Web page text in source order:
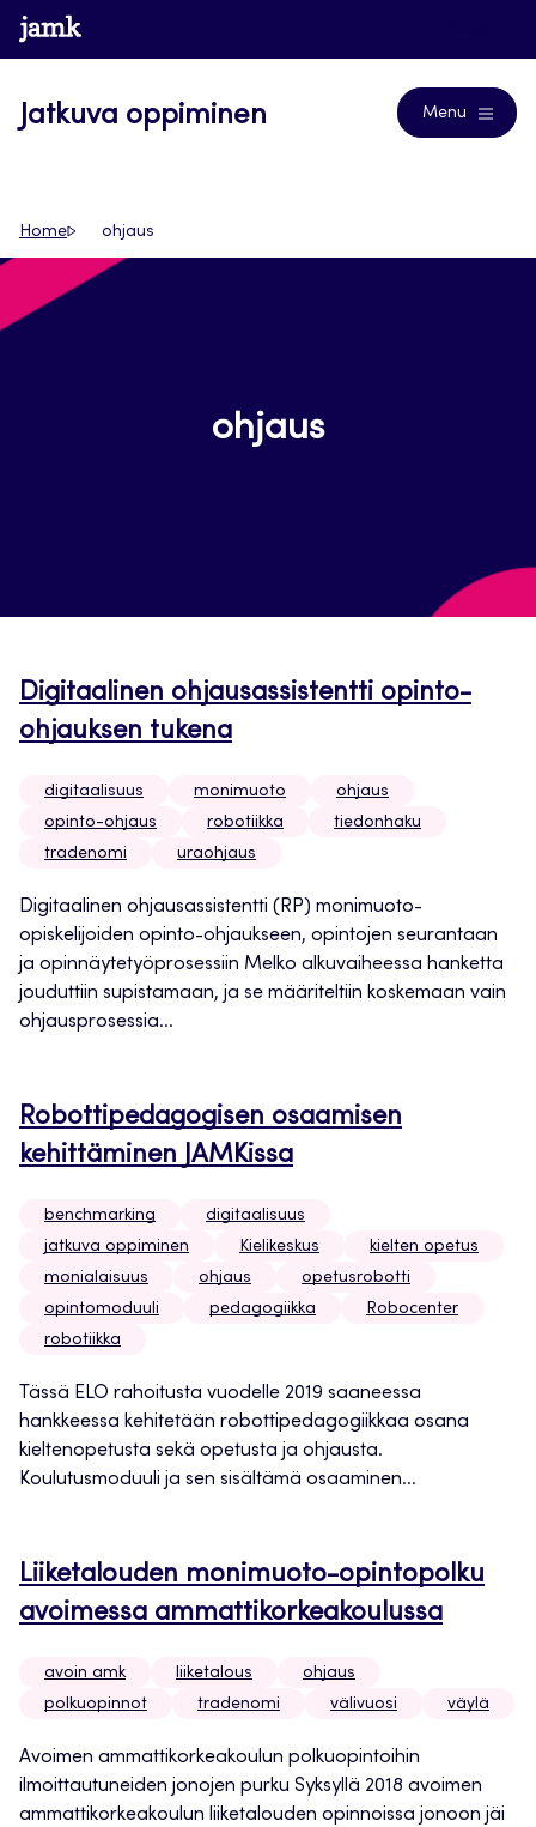
Siirry
suoraan
www.jamk.fi
Jatkuva oppiminen Menu
Home ohjaus
ohjaus
Digitaalinen ohjausassistentti opinto-
ohjauksen tukena
digitaalisuus monimuoto
ohjaus
opinto-ohjaus
robotiikka
tiedonhaku
tradenomi
uraohjaus
Digitaalinen ohjausassistentti (RP) monimuoto-
opiskelijoiden opinto-ohjaukseen, opintojen seurantaan
ja opinnäytetyöprosessiin Melko alkuvaiheessa hanketta
jouduttiin supistamaan, ja se määriteltiin koskemaan vain
ohjausprosessia...
Robottipedagogisen osaamisen
kehittäminen JAMKissa
benchmarking
digitaalisuus
jatkuva oppiminen
Kielikeskus
kielten opetus
monialaisuus
ohjaus
opetusrobotti
opintomoduuli
pedagogiikka
Robocenter
robotiikka
Tässä ELO rahoitusta vuodelle 2019 saaneessa
hankkeessa kehitetään robottipedagogiikkaa osana
kieltenopetusta sekä opetusta ja ohjausta.
Koulutusmoduuli ja sen sisältämä osaaminen...
Liiketalouden monimuoto-opintopolku
avoimessa ammattikorkeakoulussa
avoin amk liiketalous
ohjaus
polkuopinnot
tradenomi välivuosi väylä
Avoimen ammattikorkeakoulun polkuopintoihin
ilmoittautuneiden jonojen purku Syksyllä 2018 avoimen
ammattikorkeakoulun liiketalouden opinnoissa jonoon jäi